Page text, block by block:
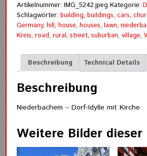
Dorf-
Idylle
mit
Kirche
Artikelnummer:IMG_5242.jpeg Kategorie:
Schlagwörter:building,buildings,cars,
Germany,hill,house,houses,lawn,
Kreis,road,rural,street,suburban,village,
Beschreibung Technical Details
Beschreibung
Niederbachem – Dorf-Idylle mit Kirche
Weitere Bilder dieser